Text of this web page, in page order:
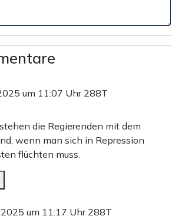
um 11:07 Uhr 288T
die Regierenden mit dem
wenn man sich in Repression
flüchten muss.
um 11:17 Uhr 288T